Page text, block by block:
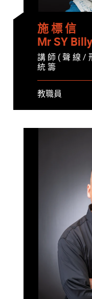
施 標 信
Mr SY Billy
講 師 ( 聲 線 /
統 籌
教職員